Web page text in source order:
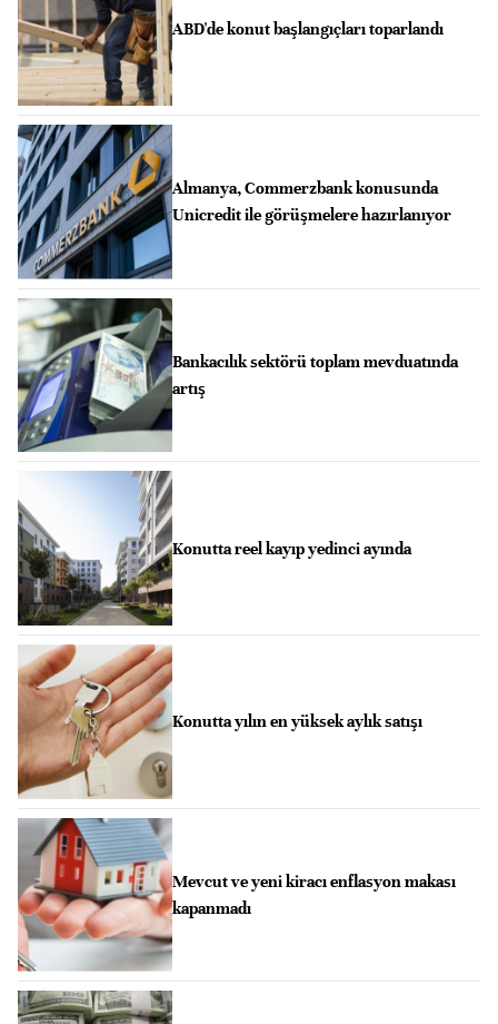
ABD'de konut başlangıçları toparlandı
Almanya, Commerzbank konusunda
Unicredit ile görüşmelere hazırlanıyor
Bankacılık sektörü toplam mevduatında
artış
Konutta reel kayıp yedinci ayında
Konutta yılın en yüksek aylık satışı
Mevcut ve yeni kiracı enflasyon makası
kapanmadı